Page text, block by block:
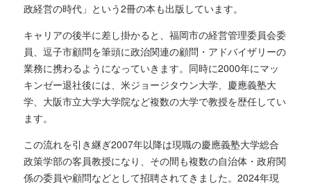
政経営の時代」という2冊の本も出版しています。
キャリアの後半に差し掛かると、福岡市の経営管理委員会委
員、逗子市顧問を筆頭に政治関連の顧問・アドバイザリーの
業務に携わるようになっていきます。同時に2000年にマッ
キンゼー退社後には、米ジョージタウン大学、慶應義塾大
学、大阪市立大学大学院など複数の大学で教授を歴任してい
ます。
この流れを引き継ぎ2007年以降は現職の慶應義塾大学総合
政策学部の客員教授になり、その間も複数の自治体・政府関
係の委員や顧問などとして招聘されてきました。2024年現